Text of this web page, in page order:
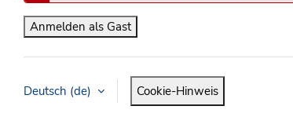
Anmelden als Gast
Deutsch ‎(de)‎ Cookie-Hinweis